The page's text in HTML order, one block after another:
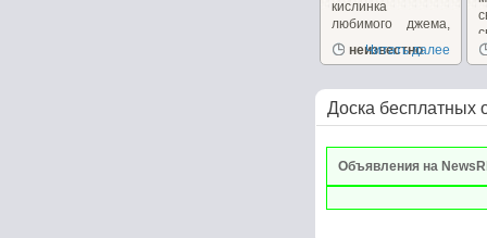
кислинка
любимого джема,
повидла или...
неизвестно
Читать далее
Доска бесплатных
Объявления на